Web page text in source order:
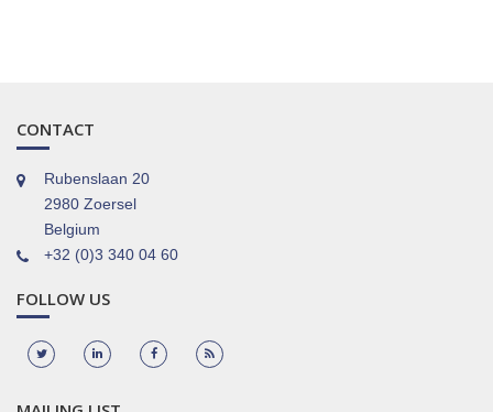
CONTACT
Rubenslaan 20
2980 Zoersel
Belgium
+32 (0)3 340 04 60
FOLLOW US